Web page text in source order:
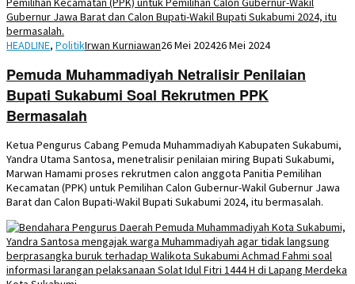
HEADLINE, PolitikIrwan Kurniawan26 Mei 202426 Mei 2024
Pemuda Muhammadiyah Netralisir Penilaian
Bupati Sukabumi Soal Rekrutmen PPK
Bermasalah
Ketua Pengurus Cabang Pemuda Muhammadiyah Kabupaten Sukabumi,
Yandra Utama Santosa, menetralisir penilaian miring Bupati Sukabumi,
Marwan Hamami proses rekrutmen calon anggota Panitia Pemilihan
Kecamatan (PPK) untuk Pemilihan Calon Gubernur-Wakil Gubernur Jawa
Barat dan Calon Bupati-Wakil Bupati Sukabumi 2024, itu bermasalah.